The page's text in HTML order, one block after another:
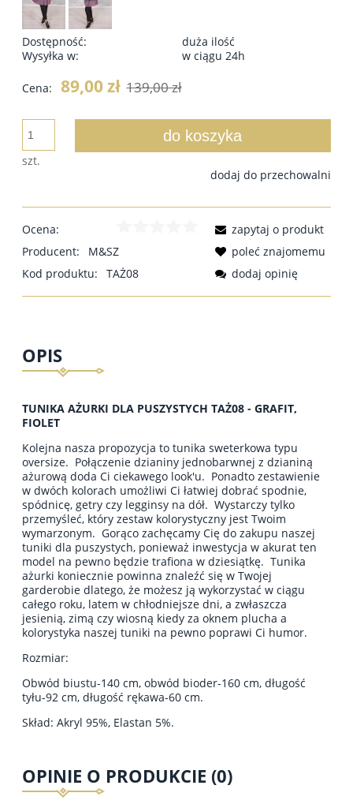
Dostępność:
duża ilość
Wysyłka w:
w ciągu 24h
Cena: 89,00 zł 139,00 zł
szt.
do koszyka
dodaj do przechowalni
Ocena:
Producent:
M&SZ
Kod produktu:
TAŻ08
zapytaj o produkt
poleć znajomemu
dodaj opinię
OPIS
TUNIKA AŻURKI DLA PUSZYSTYCH TAŻ08 - GRAFIT,
FIOLET
Kolejna nasza propozycja to tunika sweterkowa typu
oversize. Połączenie dzianiny jednobarwnej z dzianiną
ażurową doda Ci ciekawego look'u. Ponadto zestawienie
w dwóch kolorach umożliwi Ci łatwiej dobrać spodnie,
spódnicę, getry czy legginsy na dół. Wystarczy tylko
przemyśleć, który zestaw kolorystyczny jest Twoim
wymarzonym. Gorąco zachęcamy Cię do zakupu naszej
tuniki dla puszystych, ponieważ inwestycja w akurat ten
model na pewno będzie trafiona w dziesiątkę. Tunika
ażurki koniecznie powinna znaleźć się w Twojej
garderobie dlatego, że możesz ją wykorzystać w ciągu
całego roku, latem w chłodniejsze dni, a zwłaszcza
jesienią, zimą czy wiosną kiedy za oknem plucha a
kolorystyka naszej tuniki na pewno poprawi Ci humor.
Rozmiar:
Obwód biustu-140 cm, obwód bioder-160 cm, długość
tyłu-92 cm, długość rękawa-60 cm.
Skład: Akryl 95%, Elastan 5%.
OPINIE O PRODUKCIE (0)